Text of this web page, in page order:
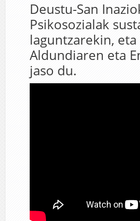
Deustu-San
Psikosozialak
laguntzarekin,
Aldundiaren eta
jaso du.